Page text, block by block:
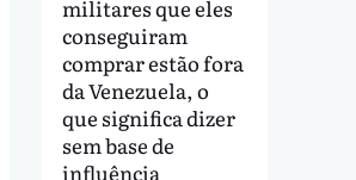
militares que eles
conseguiram
comprar estão fora
da Venezuela, o
que significa dizer
sem base de
influência